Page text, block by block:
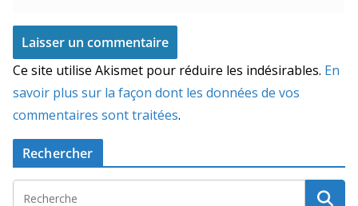
Ce site utilise Akismet pour réduire les indésirables. En
savoir plus sur la façon dont les données de vos
commentaires sont traitées.
Rechercher